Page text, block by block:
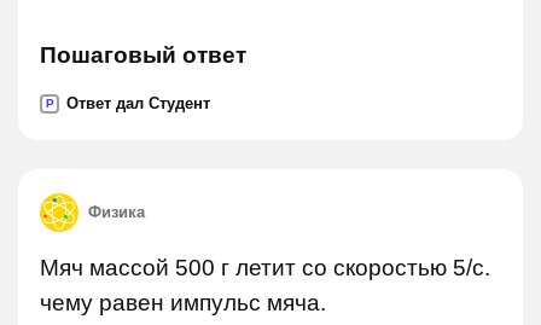
Пошаговый ответ
P Ответ дал Студент
Физика
Мяч массой 500 г летит со скоростью 5/с.
чему равен импульс мяча.